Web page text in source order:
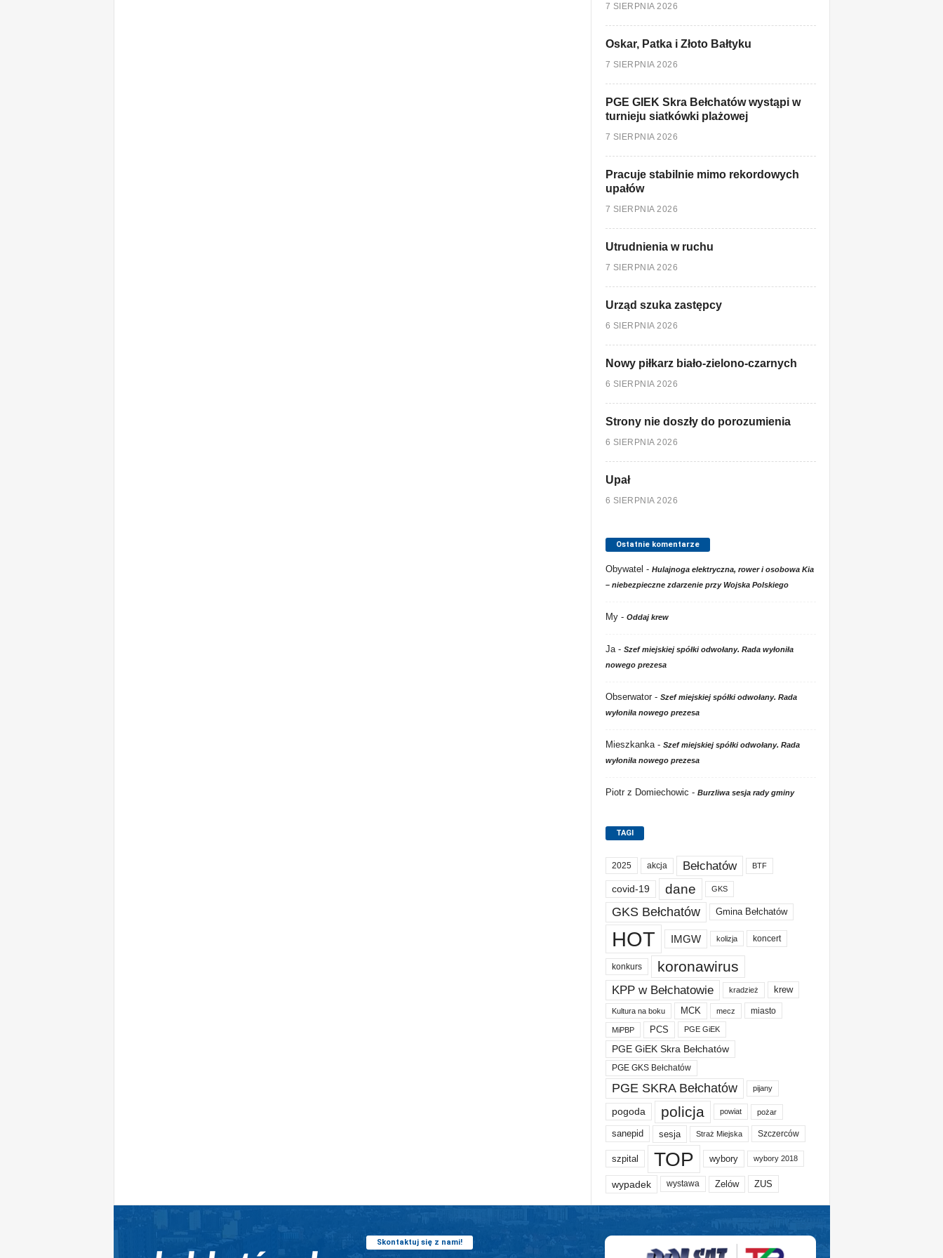
7 SIERPNIA 2026
Oskar, Patka i Złoto Bałtyku
7 SIERPNIA 2026
PGE GIEK Skra Bełchatów wystąpi w
turnieju siatkówki plażowej
7 SIERPNIA 2026
Pracuje stabilnie mimo rekordowych
upałów
7 SIERPNIA 2026
Utrudnienia w ruchu
7 SIERPNIA 2026
Urząd szuka zastępcy
6 SIERPNIA 2026
Nowy piłkarz biało-zielono-czarnych
6 SIERPNIA 2026
Strony nie doszły do porozumienia
6 SIERPNIA 2026
Upał
6 SIERPNIA 2026
Ostatnie komentarze
Obywatel - Hulajnoga elektryczna, rower i osobowa Kia
– niebezpieczne zdarzenie przy Wojska Polskiego
My- Oddaj krew
Ja- Szef miejskiej spółki odwołany. Rada wyłoniła
nowego prezesa
Obserwator- Szef miejskiej spółki odwołany. Rada
wyłoniła nowego prezesa
Mieszkanka- Szef miejskiej spółki odwołany. Rada
wyłoniła nowego prezesa
Piotr z Domiechowic - Burzliwa sesja rady gminy
TAGI
2025 akcja Bełchatów BTF
covid-19 dane GKS
GKS Bełchatów Gmina Bełchatów
HOT IMGW kolizja koncert
konkurs koronawirus
KPP w Bełchatowie kradzież krew
Kultura na boku MCK mecz miasto
MiPBP PCS PGE GiEK
PGE GiEK Skra Bełchatów
PGE GKS Bełchatów
PGE SKRA Bełchatów pijany
pogoda policja powiat pożar
sanepid sesja Straż Miejska Szczerców
szpital TOP wybory wybory 2018
wypadek wystawa Zelów ZUS
Skontaktuj się z nami!